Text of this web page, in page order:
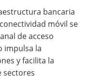
bancaria
móvil se
de acceso
impulsa la
y facilita la
sectores